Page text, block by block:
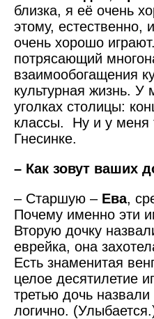
близка, я её очень
этому, естественно,
очень хорошо
потрясающий
взаимообогащения
культурная жизнь.
уголках столицы:
классы. Ну и у меня
Гнесинке.
– Как зовут ваших
– Старшую – Ева,
Почему именно эти
Вторую дочку
еврейка, она
Есть знаменитая
целое десятилетие
третью дочь
логично.